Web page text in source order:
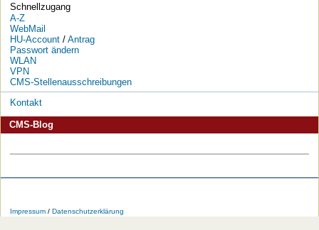
Schnellzugang
A-Z
WebMail
HU-Account/ Antrag
Passwort ändern
WLAN
VPN
CMS-Stellenausschreibungen
Kontakt
CMS-Blog
im
bei bei bei bei Feeds
Impressum/ Datenschutzerklärung